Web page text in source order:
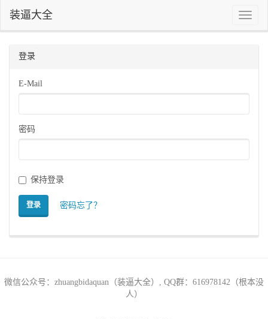
Toggle
装逼大全
登录
E-Mail
密码
保持登录
登录 密码忘了？
微信公众号：zhuangbidaquan（装逼大全）, QQ群：616978142（根本没
人）